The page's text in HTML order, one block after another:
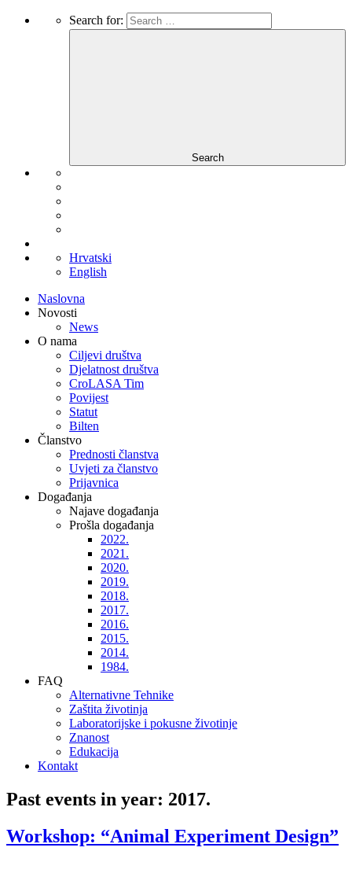
Search for:
Search
Hrvatski
English
Naslovna
Novosti
News
O nama
Ciljevi društva
Djelatnost društva
CroLASA Tim
Povijest
Statut
Bilten
Članstvo
Prednosti članstva
Uvjeti za članstvo
Prijavnica
Događanja
Najave događanja
Prošla događanja
2022.
2021.
2020.
2019.
2018.
2017.
2016.
2015.
2014.
1984.
FAQ
Alternativne Tehnike
Zaštita životinja
Laboratorijske i pokusne životinje
Znanost
Edukacija
Kontakt
Past events in year: 2017.
Workshop: “Animal Experiment Design”